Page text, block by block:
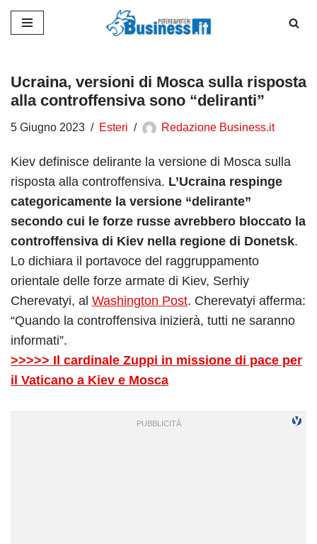
contenuto
Ucraina, versioni di Mosca sulla risposta
alla controffensiva sono “deliranti”
5 Giugno 2023 Esteri Redazione Business.it
Kiev definisce delirante la versione di Mosca sulla
risposta alla controffensiva. L’Ucraina respinge
categoricamente la versione “delirante”
secondo cui le forze russe avrebbero bloccato la
controffensiva di Kiev nella regione di Donetsk.
Lo dichiara il portavoce del raggruppamento
orientale delle forze armate di Kiev, Serhiy
Cherevatyi, al Washington Post. Cherevatyi afferma:
“Quando la controffensiva inizierà, tutti ne saranno
informati”.
>>>>> Il cardinale Zuppi in missione di pace per
il Vaticano a Kiev e Mosca